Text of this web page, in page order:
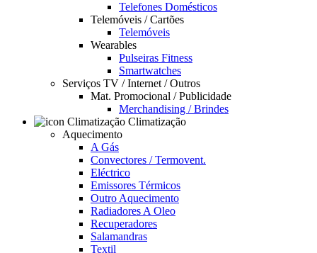
Telefones Domésticos
Telemóveis / Cartões
Telemóveis
Wearables
Pulseiras Fitness
Smartwatches
Serviços TV / Internet / Outros
Mat. Promocional / Publicidade
Merchandising / Brindes
Climatização
Aquecimento
A Gás
Convectores / Termovent.
Eléctrico
Emissores Térmicos
Outro Aquecimento
Radiadores A Oleo
Recuperadores
Salamandras
Textil